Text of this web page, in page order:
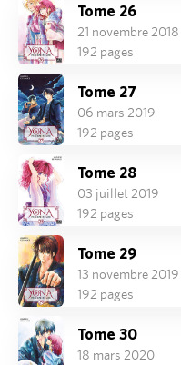
Tome 26
21 novembre 2018
192 pages
Tome 27
06 mars 2019
192 pages
Tome 28
03 juillet 2019
192 pages
Tome 29
13 novembre 2019
192 pages
Tome 30
18 mars 2020